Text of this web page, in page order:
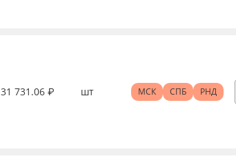
31 731.06 ₽ шт МСК СПБ РНД